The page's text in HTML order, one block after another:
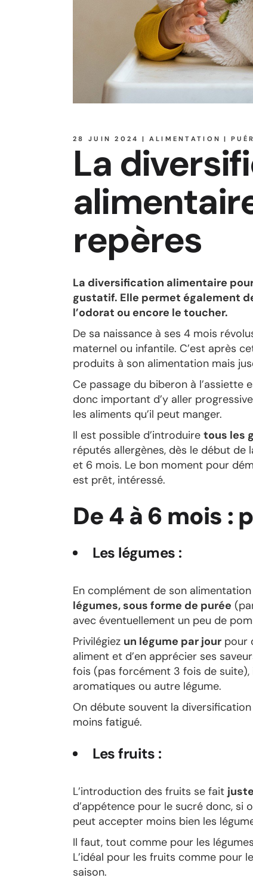
28 JUIN 2024 ALIMENTATION
La
repères
La diversification alimentaire
gustatif. Elle permet également
l’odorat ou encore le toucher.
De sa naissance à ses 4 mois
maternel ou infantile. C’est après
produits à son alimentation mais
Ce passage du biberon à l’assiette
donc important d’y aller
les aliments qu’il peut manger.
Il est possible d’introduire tous les
réputés allergènes, dès le début
et 6 mois. Le bon moment pour
est prêt, intéressé.
De 4 à 6 mois :
Les légumes :
En complément de son
légumes, sous forme de purée
avec éventuellement un peu de
Privilégiez un légume par jour pour
aliment et d’en apprécier ses
fois (pas forcément 3 fois de suite),
aromatiques ou autre légume.
On débute souvent la
moins fatigué.
Les fruits :
L’introduction des fruits se fait
d’appétence pour le sucré donc,
peut accepter moins bien les
Il faut, tout comme pour les
L’idéal pour les fruits comme pour
saison.